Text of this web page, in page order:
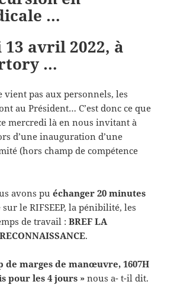
…
avril 2022, à
…
vient pas aux personnels, les
au Président… C’est donc ce que
mercredi là en nous invitant à
d’une inauguration d’une
(hors champ de compétence
avons puéchanger 20 minutes
le RIFSEEP, la pénibilité, les
de travail :BREF LA
.
de marges de manœuvre, 1607H
pour les 4 jours »nous a- t-il dit.